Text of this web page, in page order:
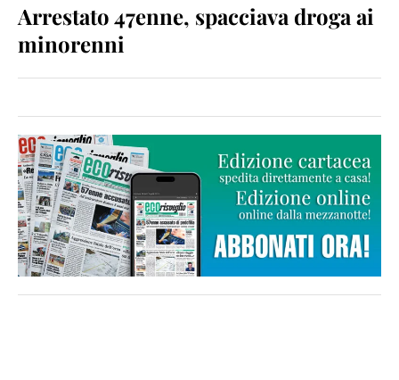
Arrestato 47enne, spacciava droga ai
minorenni